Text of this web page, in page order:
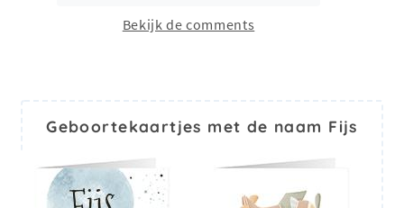
Bekijk de comments
Geboortekaartjes met de naam Fijs